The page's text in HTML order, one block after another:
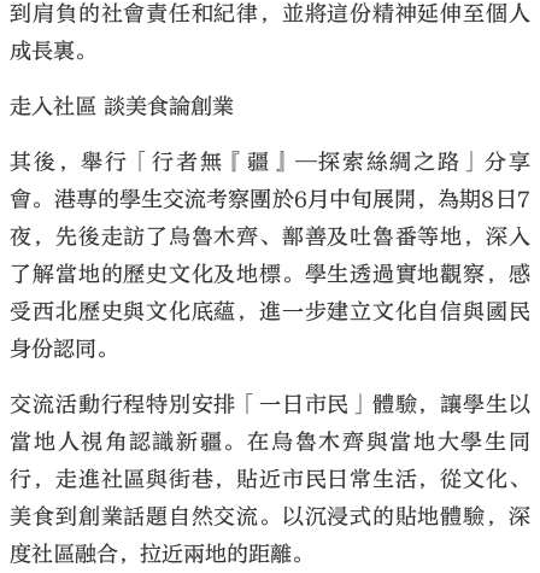
到肩負的社會責任和紀律，並將這份精神延伸至個人
成長裏。
走入社區 談美食論創業
其後，舉行「行者無『疆』—探索絲綢之路」分享
會。港專的學生交流考察團於6月中旬展開，為期8日7
夜，先後走訪了烏魯木齊、鄯善及吐魯番等地，深入
了解當地的歷史文化及地標。學生透過實地觀察，感
受西北歷史與文化底蘊，進一步建立文化自信與國民
身份認同。
交流活動行程特別安排「一日市民」體驗，讓學生以
當地人視角認識新疆。在烏魯木齊與當地大學生同
行，走進社區與街巷，貼近市民日常生活，從文化、
美食到創業話題自然交流。以沉浸式的貼地體驗，深
度社區融合，拉近兩地的距離。